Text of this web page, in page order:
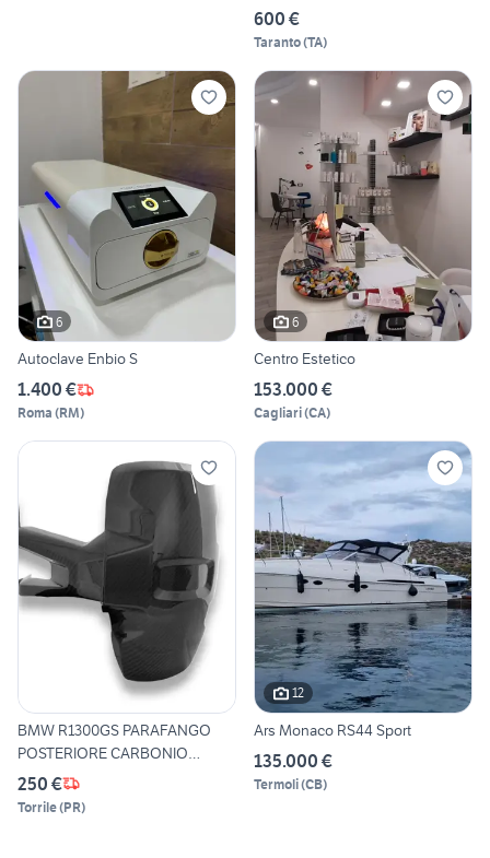
600 €
Taranto(TA)
6
Autoclave Enbio S
1.400 €
Roma (RM)
6
Centro Estetico
153.000 €
Cagliari(CA)
BMW R1300GS PARAFANGO
POSTERIORE CARBONIO
LUCIDO
250 €
Torrile(PR)
12
Ars Monaco RS44 Sport
135.000 €
Termoli(CB)